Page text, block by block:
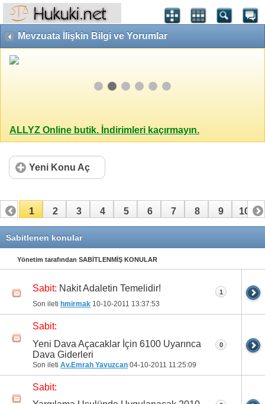
Mevzuata İlişkin Bilgi ve Yorumlar
ALLYZ Online butik. İndirimleri kaçırmayın.
Yeni Konu Aç
1 2 3 4 5 6 7 8 9 10
11 12 13
Sabitlenen konular
Yönetim tarafından SABİTLENMİŞ KONULAR
Sabit: Nakit Adaletin Temelidir!
Son ileti hmirmak 10-10-2011 13:37:53
1
Sabit:
Yeni Dava Açacaklar İçin 6100 Uyarınca
Dava Giderleri
Son ileti Av.Emrah Yavuzcan 04-10-2011 11:25:09
0
Sabit: